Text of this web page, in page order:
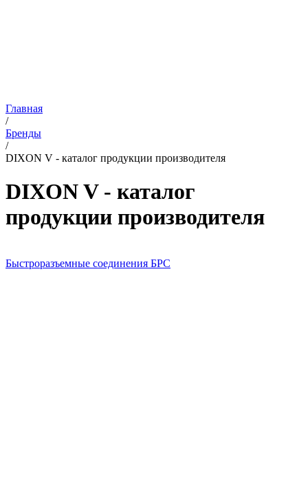
Главная
/
Бренды
/
DIXON V - каталог продукции производителя
DIXON V - каталог
продукции производителя
Быстроразъемные соединения БРС